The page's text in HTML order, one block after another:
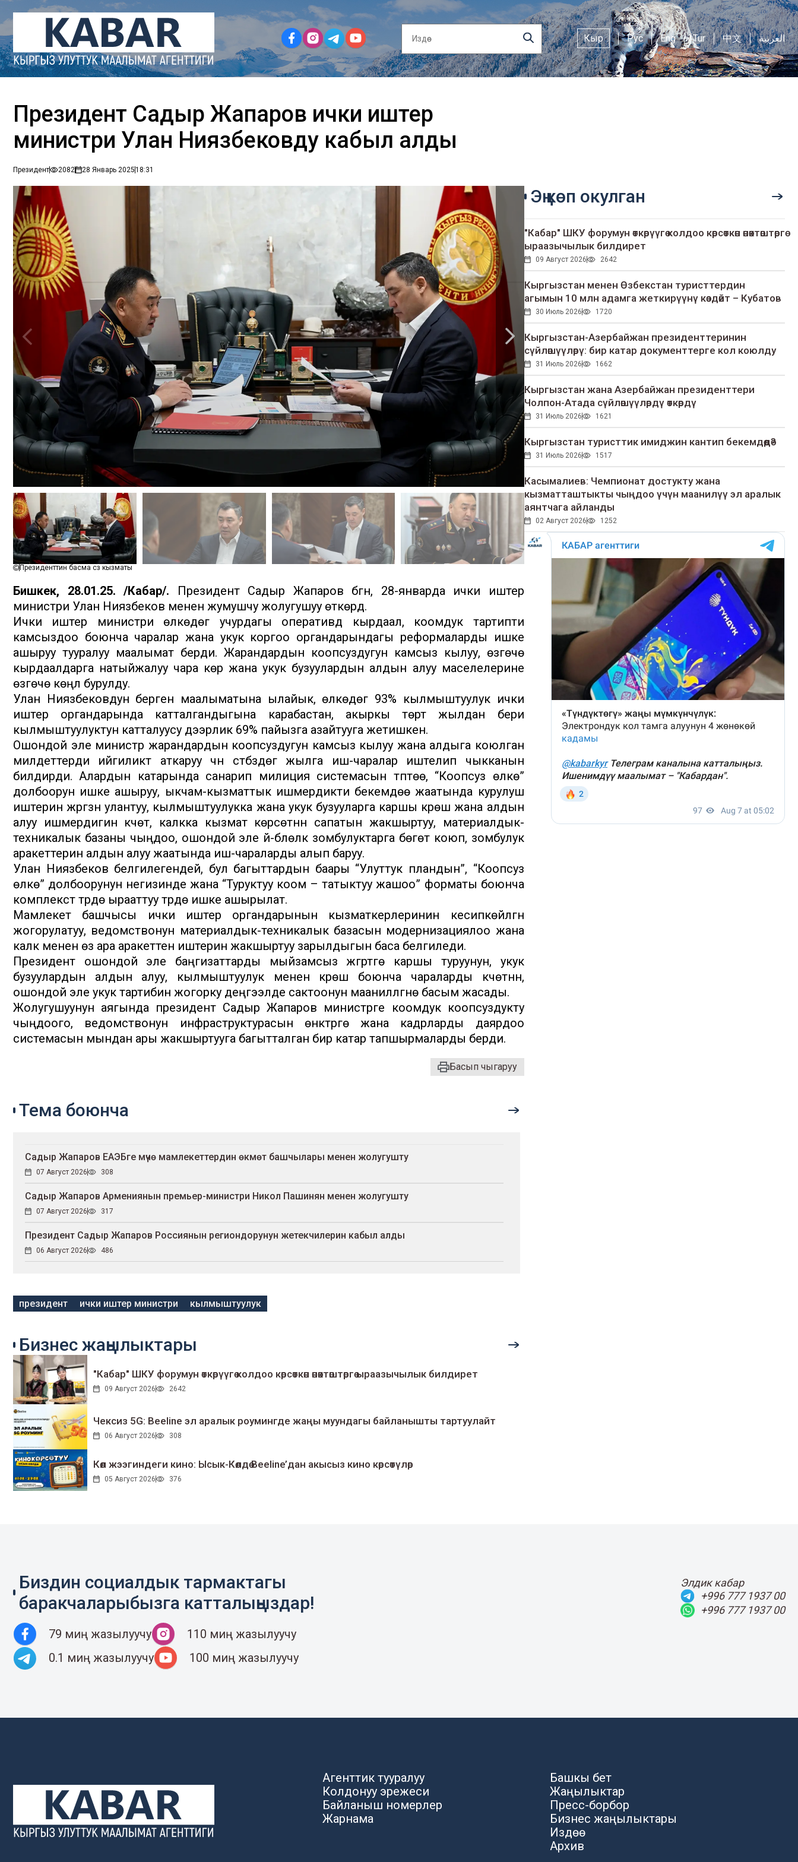
Кыр Рус Eng Tur 中文 العربية
Президент Садыр Жапаров ички иштер
министри Улан Ниязбековду кабыл алды
Президент 2082 28 Январь 202518:31
Президенттин басма сөз кызматы
Бишкек, 28.01.25. /Кабар/. Президент Садыр Жапаров бүгүн, 28-январда ички иштер
министри Улан Ниязбеков менен жумушчу жолугушуу өткөрдү.
Ички иштер министри өлкөдөгү учурдагы оперативдүү кырдаал, коомдук тартипти
камсыздоо боюнча чаралар жана укук коргоо органдарындагы реформаларды ишке
ашыруу тууралуу маалымат берди. Жарандардын коопсуздугун камсыз кылуу, өзгөчө
кырдаалдарга натыйжалуу чара көрүү жана укук бузуулардын алдын алуу маселелерине
өзгөчө көңүл бурулду.
Улан Ниязбековдун берген маалыматына ылайык, өлкөдөгү 93% кылмыштуулук ички
иштер органдарында катталгандыгына карабастан, акыркы төрт жылдан бери
кылмыштуулуктун катталуусу дээрлик 69% пайызга азайтууга жетишкен.
Ошондой эле министр жарандардын коопсуздугун камсыз кылуу жана алдыга коюлган
милдеттерди ийгиликтүү аткаруу үчүн үстүбүздөгү жылга иш-чаралар иштелип чыкканын
билдирди. Алардын катарында санарип милиция системасын түптөө, “Коопсуз өлкө”
долбоорун ишке ашыруу, ыкчам-кызматтык ишмердикти бекемдөө жаатында курулуш
иштерин жүргүзүүнү улантуу, кылмыштуулукка жана укук бузууларга каршы күрөшүү жана алдын
алуу ишмердигин күчөтүү, калкка кызмат көрсөтүүнүн сапатын жакшыртуу, материалдык-
техникалык базаны чыңдоо, ошондой эле үй-бүлөлүк зомбулуктарга бөгөт коюп, зомбулук
аракеттерин алдын алуу жаатында иш-чараларды алып баруу.
Улан Ниязбеков белгилегендей, бул багыттардын баары “Улуттук пландын”, “Коопсуз
өлкө” долбоорунун негизинде жана “Туруктуу коом – татыктуу жашоо” форматы боюнча
комплекстүү түрдө ырааттуу түрдө ишке ашырылат.
Мамлекет башчысы ички иштер органдарынын кызматкерлеринин кесипкөйлүгүн
жогорулатуу, ведомствонун материалдык-техникалык базасын модернизациялоо жана
калк менен өз ара аракеттенүү иштерин жакшыртуу зарылдыгын баса белгиледи.
Президент ошондой эле баңгизаттарды мыйзамсыз жүгүртүүгө каршы туруунун, укук
бузуулардын алдын алуу, кылмыштуулук менен күрөшүү боюнча чараларды күчөтүүнүн,
ошондой эле укук тартибин жогорку деңгээлде сактоонун маанилүүлүгүнө басым жасады.
Жолугушуунун аягында президент Садыр Жапаров министрге коомдук коопсуздукту
чыңдоого, ведомствонун инфраструктурасын өнүктүрүүгө жана кадрларды даярдоо
системасын мындан ары жакшыртууга багытталган бир катар тапшырмаларды берди.
Басып чыгаруу
Эң көп окулган
"Кабар" ШКУ форумун өткөрүүгө колдоо көрсөткөн өнөктөштөргө
ыраазычылык билдирет
09 Август 2026 2642
Кыргызстан менен Өзбекстан туристтердин
агымын 10 млн адамга жеткирүүнү көздөйт – Кубатов
30 Июль 2026 1720
Кыргызстан-Азербайжан президенттеринин
сүйлөшүүлөрү: бир катар документтерге кол коюлду
31 Июль 2026 1662
Кыргызстан жана Азербайжан президенттери
Чолпон-Атада сүйлөшүүлөрдү өткөрдү
31 Июль 2026 1621
Кыргызстан туристтик имиджин кантип бекемдөөдө?
31 Июль 2026 1517
Касымалиев: Чемпионат достукту жана
кызматташтыкты чыңдоо үчүн маанилүү эл аралык
аянтчага айланды
02 Август 2026 1252
Тема боюнча
Садыр Жапаров ЕАЭБге мүчө мамлекеттердин өкмөт башчылары менен жолугушту
07 Август 2026 308
Садыр Жапаров Армениянын премьер-министри Никол Пашинян менен жолугушту
07 Август 2026 317
Президент Садыр Жапаров Россиянын региондорунун жетекчилерин кабыл алды
06 Август 2026 486
президент ички иштер министри кылмыштуулук
Бизнес жаңылыктары
"Кабар" ШКУ форумун өткөрүүгө колдоо көрсөткөн өнөктөштөргө ыраазычылык билдирет
09 Август 2026 2642
Чексиз 5G: Beeline эл аралык роумингде жаңы муундагы байланышты тартуулайт
06 Август 2026 308
Көл жээгиндеги кино: Ысык-Көлдө Beeline’дан акысыз кино көрсөтүлөр
05 Август 2026 376
Биздин социалдык тармактагы
баракчаларыбызга катталыңыздар!
79 миң жазылуучу
110 миң жазылуучу
0.1 миң жазылуучу
100 миң жазылуучу
Элдик кабар
+996 777 1937 00
+996 777 1937 00
Агенттик тууралуу
Колдонуу эрежеси
Байланыш номерлер
Жарнама
Башкы бет
Жаңылыктар
Пресс-борбор
Бизнес жаңылыктары
Издөө
Архив